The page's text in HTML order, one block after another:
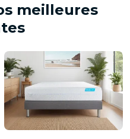
meilleures